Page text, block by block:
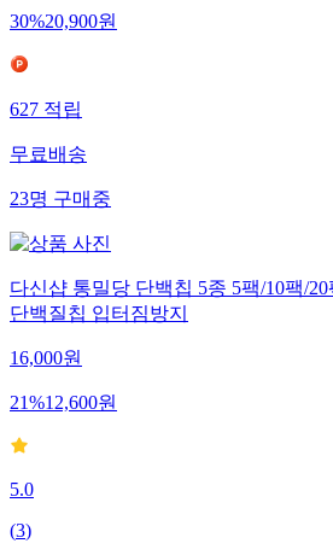
30%20,900원
627적립
무료배송
23명구매중
다신샵 통밀당 단백칩 5종 5팩/10팩/
단백질칩 입터짐방지
16,000원
21%12,600원
5.0
(3)